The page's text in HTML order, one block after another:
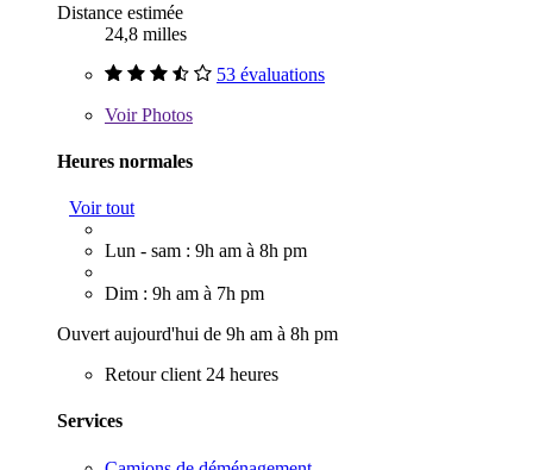
Distance estimée
24,8 milles
53 évaluations
VoirPhotos
Heures normales
Voir tout
Lun - sam : 9h am à 8h pm
Dim : 9h am à 7h pm
Ouvert aujourd'hui de 9h am à 8h pm
Retour client 24 heures
Services